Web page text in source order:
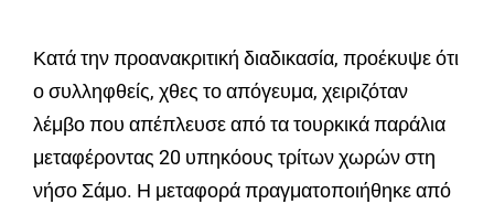
Κατά την προανακριτική διαδικασία, προέκυψε ότι
ο συλληφθείς, χθες το απόγευμα, χειριζόταν
λέμβο που απέπλευσε από τα τουρκικά παράλια
μεταφέροντας 20 υπηκόους τρίτων χωρών στη
νήσο Σάμο. Η μεταφορά πραγματοποιήθηκε από